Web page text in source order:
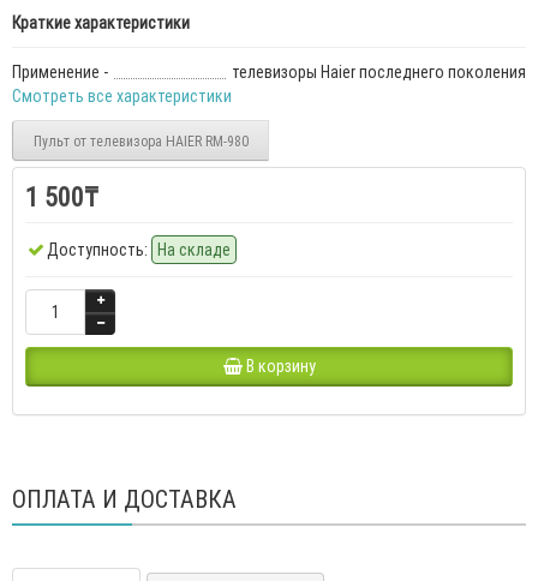
Краткие характеристики
Применение -
телевизоры Haier последнего поколения
Смотреть все характеристики
Пульт от телевизора HAIER RM-980
1 500₸
Доступность: На складе
В корзину
ОПЛАТА И ДОСТАВКА